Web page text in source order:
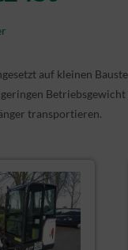
auf kleinen
transportieren.